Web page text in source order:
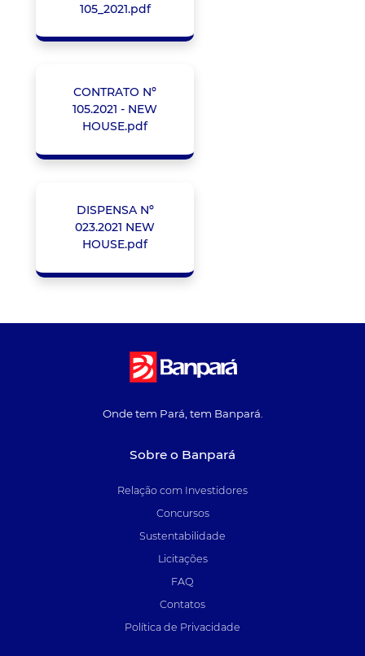
105_2021.pdf
CONTRATO Nº
105.2021 - NEW
HOUSE.pdf
DISPENSA Nº
023.2021 NEW
HOUSE.pdf
Onde tem Pará, tem Banpará.
Sobre o Banpará
Relação com Investidores
Concursos
Sustentabilidade
Licitações
FAQ
Contatos
Política de Privacidade